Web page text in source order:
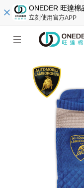
ONEDER 旺達棉
立刻使用官方APP